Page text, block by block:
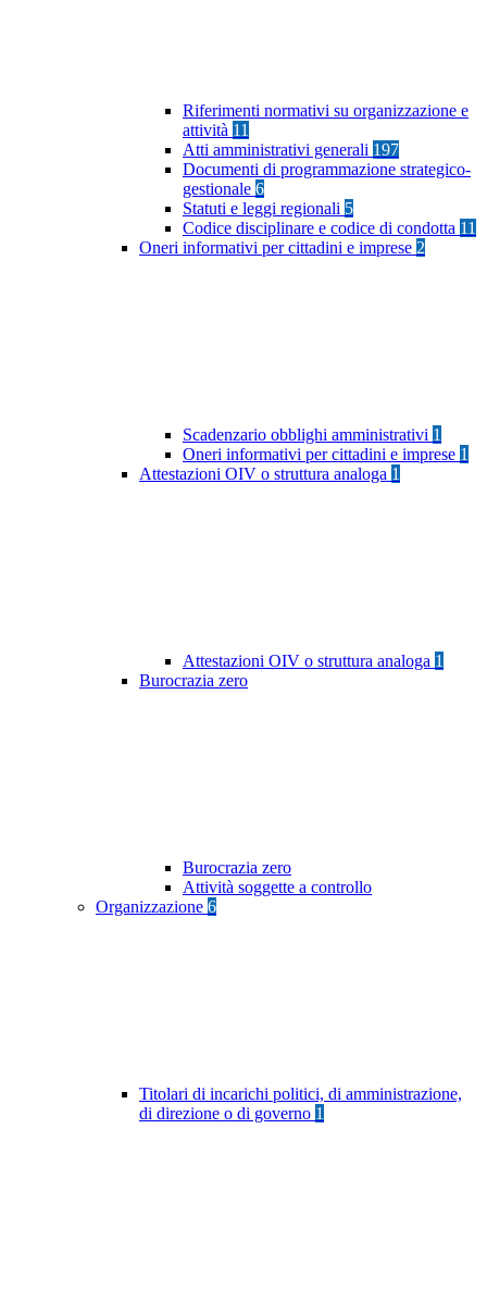
Riferimenti normativi su organizzazione e
attività 11
Atti amministrativi generali 197
Documenti di programmazione strategico-
gestionale 6
Statuti e leggi regionali 5
Codice disciplinare e codice di condotta 11
Oneri informativi per cittadini e imprese 2
Scadenzario obblighi amministrativi 1
Oneri informativi per cittadini e imprese 1
Attestazioni OIV o struttura analoga 1
Attestazioni OIV o struttura analoga 1
Burocrazia zero
Burocrazia zero
Attività soggette a controllo
Organizzazione 6
Titolari di incarichi politici, di amministrazione,
di direzione o di governo 1